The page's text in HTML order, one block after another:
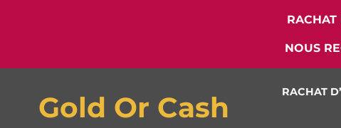
RACHAT
NOUS
Gold Or Cash RACHAT